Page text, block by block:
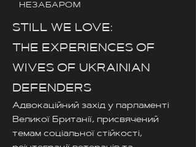
НЕЗАБАРОМ
STILL WE LOVE:
THE EXPERIENCES OF
WIVES OF UKRAINIAN
DEFENDERS
Адвокаційний захід у парламенті
Великої Британії, присвячений
темам соціальної стійкості,